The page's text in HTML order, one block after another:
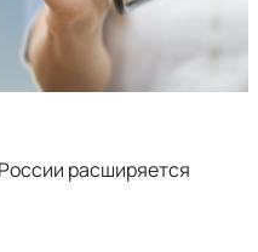
расширяется